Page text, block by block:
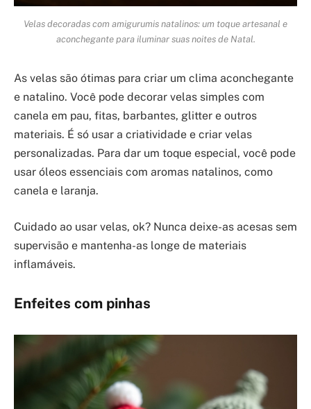
Velas decoradas com amigurumis natalinos: um toque artesanal e
aconchegante para iluminar suas noites de Natal.
As velas são ótimas para criar um clima aconchegante
e natalino. Você pode decorar velas simples com
canela em pau, fitas, barbantes, glitter e outros
materiais. É só usar a criatividade e criar velas
personalizadas. Para dar um toque especial, você pode
usar óleos essenciais com aromas natalinos, como
canela e laranja.
Cuidado ao usar velas, ok? Nunca deixe-as acesas sem
supervisão e mantenha-as longe de materiais
inflamáveis.
Enfeites com pinhas